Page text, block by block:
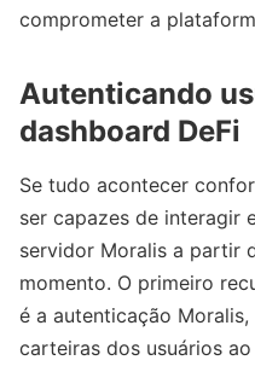
comprometer a
Autenticando
dashboard DeFi
Se tudo acontecer
ser capazes de interagir
servidor Moralis a partir
momento. O primeiro
é a autenticação
carteiras dos usuários